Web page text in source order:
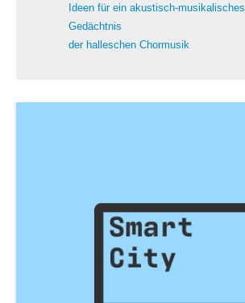
Ideen für ein akustisch-musikalisches
Gedächtnis
der halleschen Chormusik